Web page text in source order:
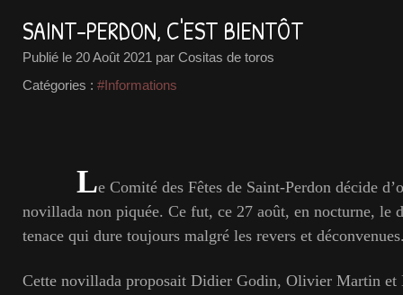
SAINT-PERDON, C'EST BIENTÔT
Publié le 20 Août 2021 par Cositas de toros
Catégories : #Informations
Le Comité des Fêtes de Saint-Perdon décide
novillada non piquée. Ce fut, ce 27 août, en nocturne, le
tenace qui dure toujours malgré les revers et
Cette novillada proposait Didier Godin, Olivier Martin et